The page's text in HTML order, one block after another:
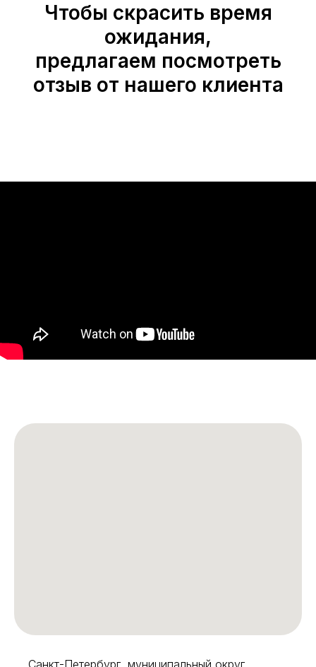
Чтобы скрасить время
ожидания,
предлагаем посмотреть
отзыв от нашего клиента
Санкт-Петербург, муниципальный округ